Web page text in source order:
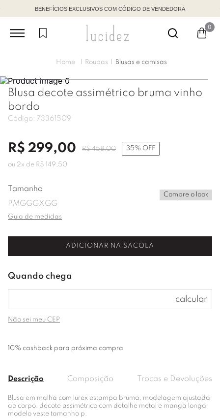
BENEFÍCIOS EXCLUSIVOS COM CÓDIGO DE VENDEDORA
0
Roupas Blusas e camisas
Blusa decote assimétrico bruma vinho
bordo
Código: 73361509
R$ 299,00 R$ 458,00 35% OFF
ou 2x de R$ 149 ,50
Tamanho
PMGGGXGG
Compre o look
Guia de medidas
ADICIONAR NA SACOLA
Não sei meu CEP
10% cashback para próxima compra
Descrição Composição Trocas e Devoluções
Blusa em malha com lurex estampa bruma, modelagem ajustada
ao corpo, decote assimétrico com detalhe metal e manga longa
modelo veste tamanho p.